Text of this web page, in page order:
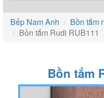
Bếp Nam Anh Bồn tắm
Bồn tắm Rudi RUB111
Bồn tắm